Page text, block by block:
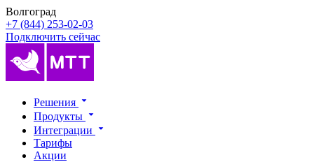
Волгоград
+7 (844) 253-02-03
Подключить сейчас
Решения
Продукты
Интеграции
Тарифы
Акции